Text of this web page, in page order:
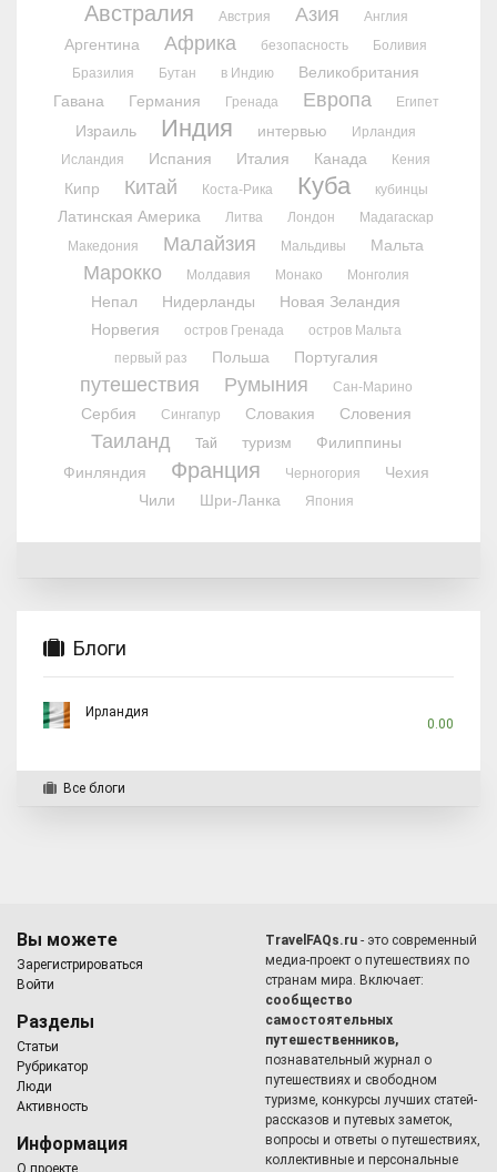
Австралия Австрия Азия Англия
Аргентина Африка безопасность
Боливия
Бразилия
Бутан в Индию
Великобритания
Гавана
Германия Гренада Европа Египет
Израиль Индия интервью
Ирландия
Исландия
Испания Италия Канада Кения
Кипр Китай Коста-Рика Куба кубинцы
Латинская Америка Литва Лондон
Мадагаскар
Македония
Малайзия Мальдивы Мальта
Марокко Молдавия Монако Монголия
Непал Нидерланды
Новая Зеландия
Норвегия
остров Гренада
остров Мальта
первый раз
Польша Португалия
путешествия Румыния Сан-Марино
Сербия Сингапур Словакия Словения
Таиланд Тай туризм
Филиппины
Финляндия
Франция Черногория
Чехия
Чили
Шри-Ланка Япония
Блоги
Ирландия
0.00
Все блоги
Вы можете
Зарегистрироваться
Войти
Разделы
Статьи
Рубрикатор
Люди
Активность
Информация
О проекте
TravelFAQs.ru - это современный
медиа-проект о путешествиях по
странам мира. Включает:
сообщество
самостоятельных
путешественников,
познавательный журнал о
путешествиях и свободном
туризме, конкурсы лучших статей-
рассказов и путевых заметок,
вопросы и ответы о путешествиях,
коллективные и персональные